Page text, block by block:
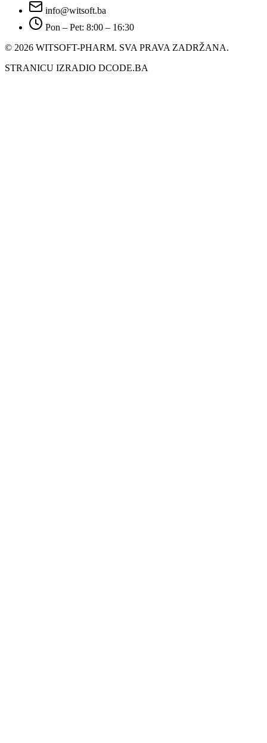
info@witsoft.ba
Pon – Pet: 8:00 – 16:30
© 2026 WITSOFT-PHARM. SVA PRAVA ZADRŽANA.
STRANICU IZRADIO DCODE.BA